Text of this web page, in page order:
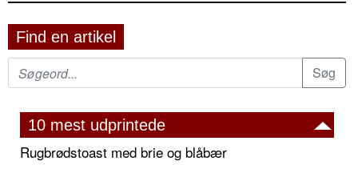
Find en artikel
10 mest udprintede
Rugbrødstoast med brie og blåbær